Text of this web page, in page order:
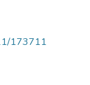
173711